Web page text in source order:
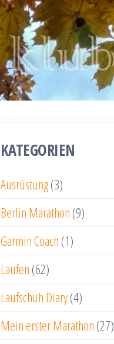
KATEGORIEN
Ausrüstung(3)
Berlin Marathon (9)
Garmin Coach (1)
Laufen (62)
Laufschuh Diary(4)
Mein erster Marathon (27)